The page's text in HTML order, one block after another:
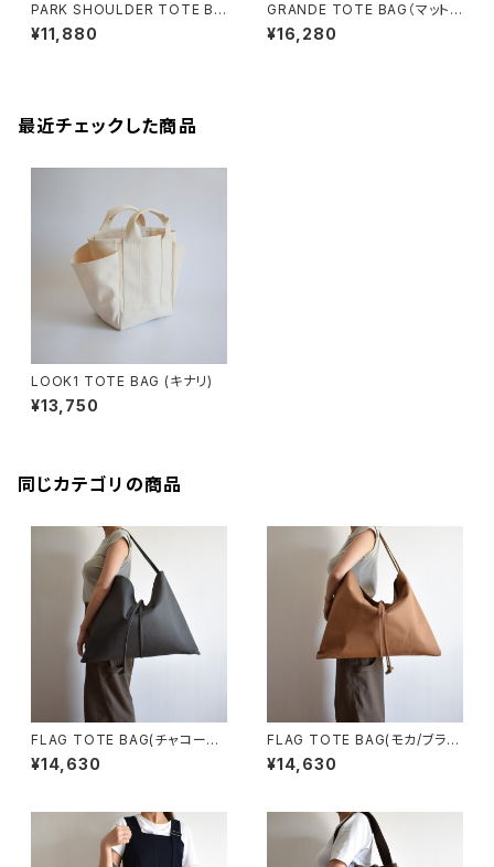
PARK SHOULDER TOTE BA
G (モカ/ベージュ)
¥11,880
GRANDE TOTE BAG（マットブ
ラウン）
¥16,280
最近チェックした商品
LOOK1 TOTE BAG (キナリ)
¥13,750
同じカテゴリの商品
FLAG TOTE BAG(チャコール/
グレー)
¥14,630
FLAG TOTE BAG(モカ/ブラウ
ン)
¥14,630